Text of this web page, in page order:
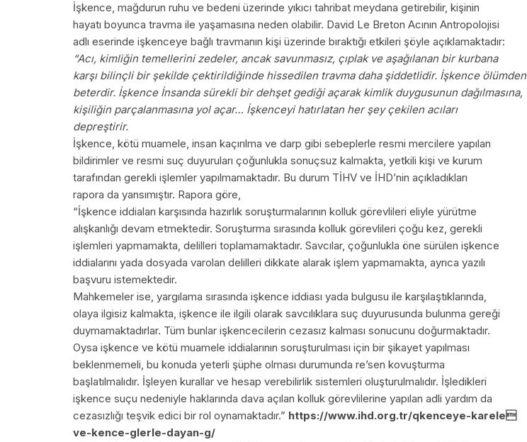
İşkence, mağdurun ruhu ve bedeni üzerinde yıkıcı tahribat meydana getirebilir, kişinin
hayatı boyunca travma ile yaşamasına neden olabilir. David Le Breton Acının Antropolojisi
adlı eserinde işkenceye bağlı travmanın kişi üzerinde bıraktığı etkileri şöyle açıklamaktadır:
“Acı, kimliğin temellerini zedeler, ancak savunmasız, çıplak ve aşağılanan bir kurbana
karşı bilinçli bir şekilde çektirildiğinde hissedilen travma daha şiddetlidir. İşkence ölümden
beterdir. İşkence İnsanda sürekli bir dehşet gediği açarak kimlik duygusunun dağılmasına,
kişiliğin parçalanmasına yol açar… İşkenceyi hatırlatan her şey çekilen acıları
depreştirir.
İşkence, kötü muamele, insan kaçırılma ve darp gibi sebeplerle resmi mercilere yapılan
bildirimler ve resmi suç duyuruları çoğunlukla sonuçsuz kalmakta, yetkili kişi ve kurum
tarafından gerekli işlemler yapılmamaktadır. Bu durum TİHV ve İHD’nin açıkladıkları
rapora da yansımıştır. Rapora göre,
“İşkence iddiaları karşısında hazırlık soruşturmalarının kolluk görevlileri eliyle yürütme
alışkanlığı devam etmektedir. Soruşturma sırasında kolluk görevlileri çoğu kez, gerekli
işlemleri yapmamakta, delilleri toplamamaktadır. Savcılar, çoğunlukla öne sürülen işkence
iddialarını yada dosyada varolan delilleri dikkate alarak işlem yapmamakta, ayrıca yazılı
başvuru istemektedir.
Mahkemeler ise, yargılama sırasında işkence iddiası yada bulgusu ile karşılaştıklarında,
olaya ilgisiz kalmakta, işkence ile ilgili olarak savcılıklara suç duyurusunda bulunma gereği
duymamaktadırlar. Tüm bunlar işkencecilerin cezasız kalması sonucunu doğurmaktadır.
Oysa işkence ve kötü muamele iddialarının soruşturulması için bir şikayet yapılması
beklenmemeli, bu konuda yeterli şüphe olması durumunda re’sen kovuşturma
başlatılmalıdır. İşleyen kurallar ve hesap verebilirlik sistemleri oluşturulmalıdır. İşledikleri
işkence suçu nedeniyle haklarında dava açılan kolluk görevlilerine yapılan adli yardım da
cezasızlığı teşvik edici bir rol oynamaktadır.” https://www.ihd.org.tr/qkenceye-karele
ve-kence-glerle-dayan-g/